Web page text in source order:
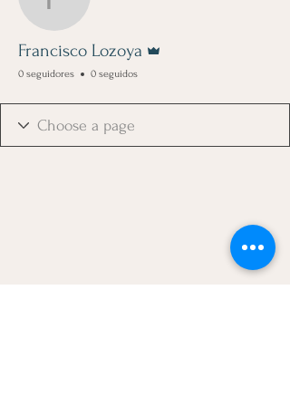
Francisco Lozoya
Francisco Lozoya
0 seguidores 0 seguidos